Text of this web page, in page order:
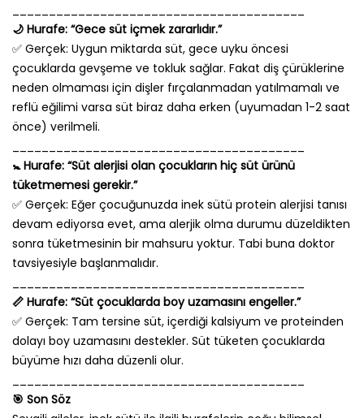
🌙 Hurafe: “Gece süt içmek zararlıdır.”
✅ Gerçek: Uygun miktarda süt, gece uyku öncesi
çocuklarda gevşeme ve tokluk sağlar. Fakat diş çürüklerine
neden olmaması için dişler fırçalanmadan yatılmamalı ve
reflü eğilimi varsa süt biraz daha erken (uyumadan 1-2 saat
önce) verilmeli.
🚼 Hurafe: “Süt alerjisi olan çocukların hiç süt ürünü
tüketmemesi gerekir.”
✅ Gerçek: Eğer çocuğunuzda inek sütü protein alerjisi tanısı
devam ediyorsa evet, ama alerjik olma durumu düzeldikten
sonra tüketmesinin bir mahsuru yoktur. Tabi buna doktor
tavsiyesiyle başlanmalıdır.
📏 Hurafe: “Süt çocuklarda boy uzamasını engeller.”
✅ Gerçek: Tam tersine süt, içerdiği kalsiyum ve proteinden
dolayı boy uzamasını destekler. Süt tüketen çocuklarda
büyüme hızı daha düzenli olur.
🎯 Son Söz